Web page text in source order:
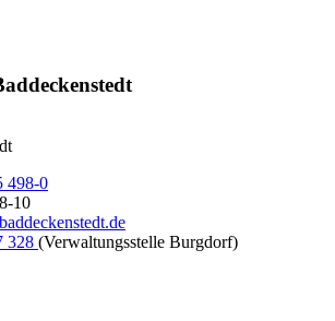
498-0
10
328 (Verwaltungsstelle Burgdorf)